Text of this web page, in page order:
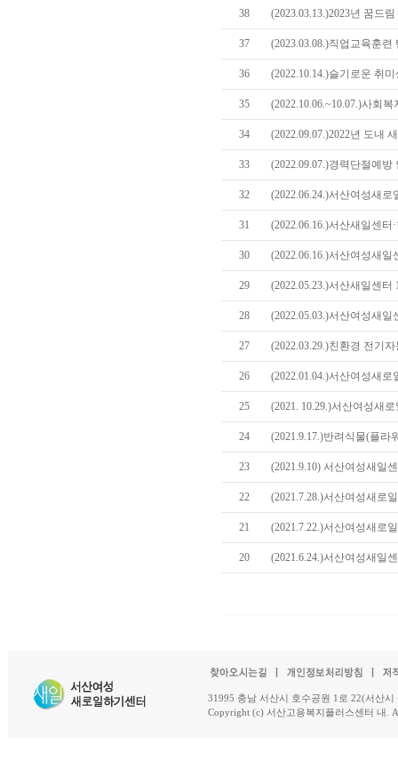
38 (2023.03.13.)2023년 꿈드
37 (2023.03.08.)직업교육훈
36 (2022.10.14.)슬기로운 취
35 (2022.10.06.~10.07.)사회
34 (2022.09.07.)2022년 도내
33 (2022.09.07.)경력단절예
32 (2022.06.24.)서산여성새
31 (2022.06.16.)서산새일센
30 (2022.06.16.)서산여성새
29 (2022.05.23.)서산새일센
28 (2022.05.03.)서산여성새
27 (2022.03.29.)친환경 전기
26 (2022.01.04.)서산여성새
25 (2021. 10.29.)서산여성새
24 (2021.9.17.)반려식물(플라
23 (2021.9.10) 서산여성새일
22 (2021.7.28.)서산여성새로
21 (2021.7.22.)서산여성새로
20 (2021.6.24.)서산여성새일
31995 충남 서산시 호수공원 1로 22(서산
Copyright (c) 서산고용복지플러스센터 내.